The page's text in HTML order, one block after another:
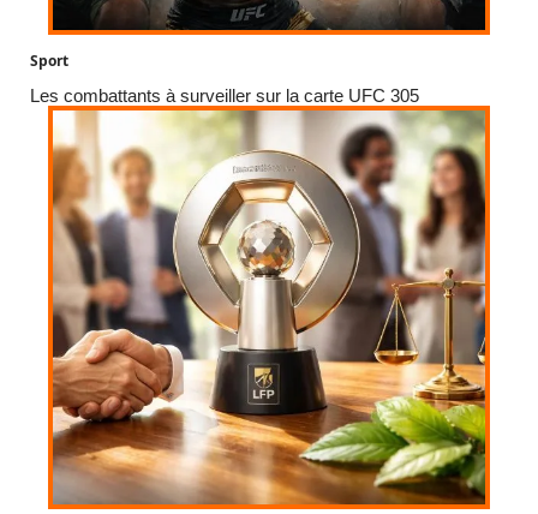
Sport
Les combattants à surveiller sur la carte UFC 305